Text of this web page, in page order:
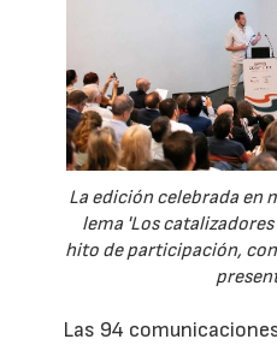
La edición celebrada en
lema 'Los
hito de participación,
Las 94